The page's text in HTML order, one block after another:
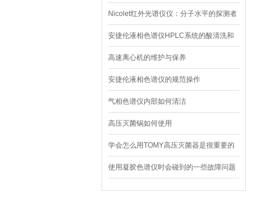
贡献
Nicolet红外光谱仪仪：分子水平的探测者
安捷伦液相色谱仪HPLC系统的酸清洗和
钝化
高速离心机的维护与保养
安捷伦液相色谱仪的规范操作
气相色谱仪内部如何清洁
高压灭菌锅如何使用
学会怎么用TOMY高压灭菌器是很重要的
使用凝胶色谱仪时会碰到的一些故障问题